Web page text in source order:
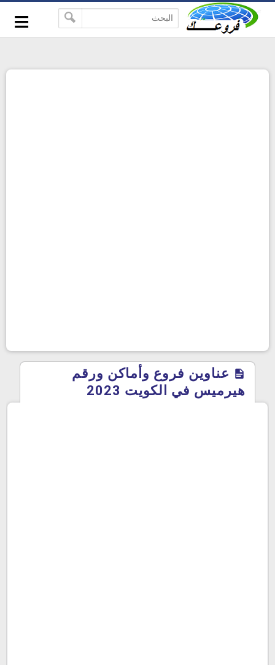
≡
عناوين فروع وأماكن ورقم
هيرميس في الكويت 2023